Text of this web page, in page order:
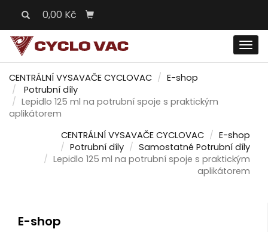
0,00 Kč
CENTRÁLNÍ VYSAVAČE CYCLOVAC
E-shop
Potrubní díly
Lepidlo 125 ml na potrubní spoje s praktickým
aplikátorem
CENTRÁLNÍ VYSAVAČE CYCLOVAC
E-shop
Potrubní díly
Samostatné Potrubní díly
Lepidlo 125 ml na potrubní spoje s praktickým
aplikátorem
E-shop